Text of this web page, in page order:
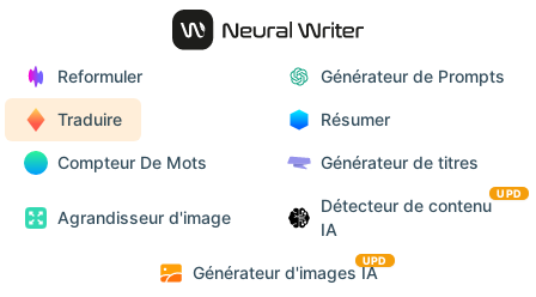
Reformuler Générateur de Prompts
Traduire Résumer
Compteur De Mots Générateur de titres
Agrandisseur d'image
Détecteur de contenu
IA
UPD
Générateur d'images IA
UPD